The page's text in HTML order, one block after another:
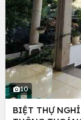
10
BIỆT THỰ